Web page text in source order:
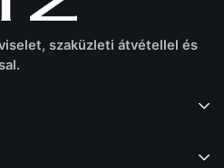
szaküzleti átvétellel és